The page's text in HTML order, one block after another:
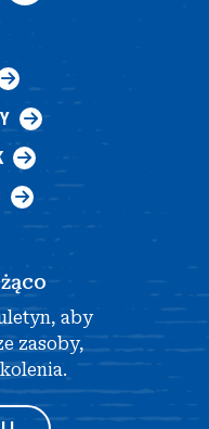
aby
zasoby,